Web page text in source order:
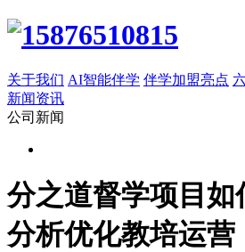
关于我们 AI智能伴学 伴学加盟亮点
新闻资讯
公司新闻
分之道督学项目如
分析优化教培运营